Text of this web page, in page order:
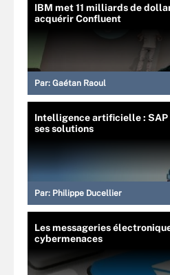
IBM met 11 milliards de
acquérir Confluent
Par: Gaétan Raoul
Intelligence artificielle : SAP
ses solutions
Par: Philippe Ducellier
Les messageries
cybermenaces